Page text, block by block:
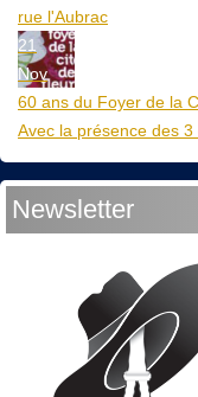
rue l'Aubrac
21
Nov
60 ans du Foyer de la
Avec la présence des
Newsletter